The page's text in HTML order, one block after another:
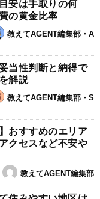
安は手取りの何
の黄金比率
教えてAGENT編集部・A
当性判断と納得で
解説
教えてAGENT編集部・S
おすすめのエリア
クセスなど不安や
教えてAGENT編集部